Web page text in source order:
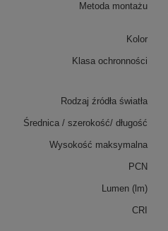
Metoda montażu
Kolor
Klasa ochronności
Rodzaj źródła światła
Średnica / szerokość/ długość
Wysokość maksymalna
PCN
Lumen (lm)
CRI